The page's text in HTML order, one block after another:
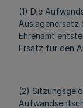
(1) Die
Auslagenersatz
Ehrenamt
Ersatz für den
(2)